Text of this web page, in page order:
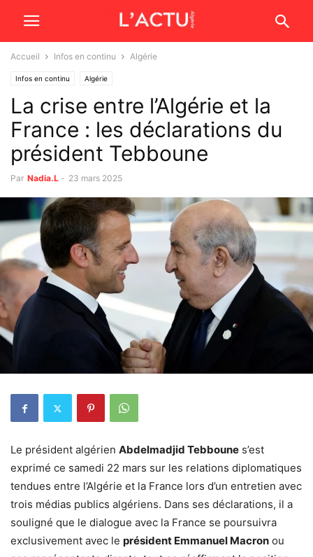
Accueil Infos en continu Algérie
Infos en continu Algérie
La crise entre l’Algérie et la
France : les déclarations du
président Tebboune
Par Nadia.L - 23 mars 2025
Le président algérien Abdelmadjid Tebboune s’est
exprimé ce samedi 22 mars sur les relations diplomatiques
tendues entre l’Algérie et la France lors d’un entretien avec
trois médias publics algériens. Dans ses déclarations, il a
souligné que le dialogue avec la France se poursuivra
exclusivement avec le président Emmanuel Macron ou